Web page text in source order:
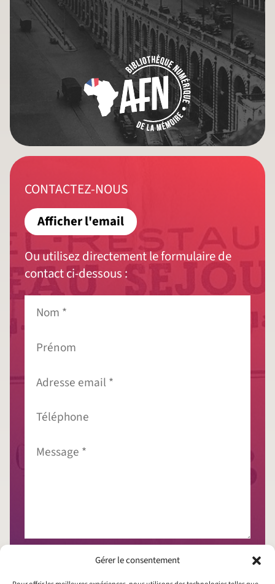
Gérer le consentement
CONTACTEZ-NOUS
Afficher l'email
Ou utilisez directement le formulaire de
contact ci-dessous :
email
J'accepte que mes données soient collectées